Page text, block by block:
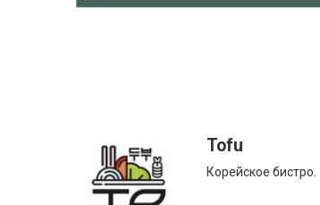
Tofu
Корейское бистро.